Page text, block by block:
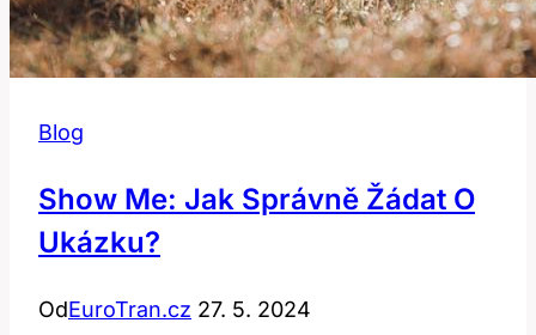
Blog
Show Me: Jak Správně Žádat O
Ukázku?
OdEuroTran.cz 27. 5. 2024